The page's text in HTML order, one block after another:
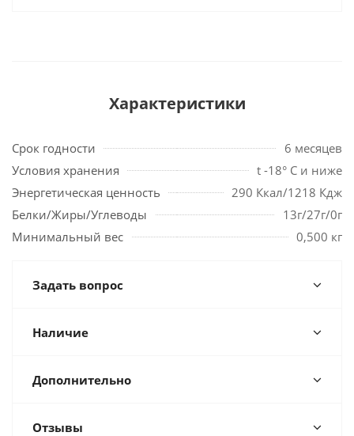
Характеристики
Срок годности
6 месяцев
Условия хранения
t -18° С и ниже
Энергетическая ценность
290 Ккал/1218 Кдж
Белки/Жиры/Углеводы
13г/27г/0г
Минимальный вес
0,500 кг
Задать вопрос
Наличие
Дополнительно
Отзывы